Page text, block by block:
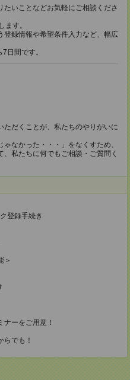
いことなどお気軽にご相談くださ
ます。
登録情報や希望条件入力など、幅広
日間です。
ただくことが、私たちのやりがいに
なかった・・・」をなくすため、
私たちに何でもご相談・ご質問く
登録手続き
＞
ーをご用意！
らでも！